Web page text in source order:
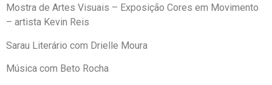
Mostra de Artes Visuais – Exposição Cores em Movimento
– artista Kevin Reis
Sarau Literário com Drielle Moura
Música com Beto Rocha